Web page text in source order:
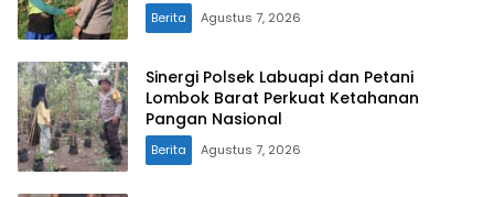
Berita Agustus 7, 2026
Sinergi Polsek Labuapi dan Petani
Lombok Barat Perkuat Ketahanan
Pangan Nasional
Berita Agustus 7, 2026